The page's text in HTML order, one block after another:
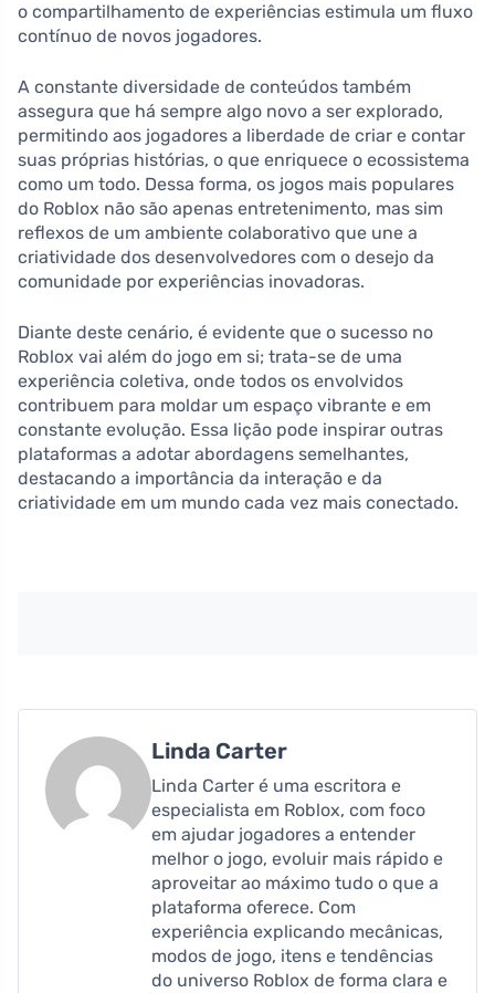
o compartilhamento de experiências estimula um fluxo
contínuo de novos jogadores.
A constante diversidade de conteúdos também
assegura que há sempre algo novo a ser explorado,
permitindo aos jogadores a liberdade de criar e contar
suas próprias histórias, o que enriquece o ecossistema
como um todo. Dessa forma, os jogos mais populares
do Roblox não são apenas entretenimento, mas sim
reflexos de um ambiente colaborativo que une a
criatividade dos desenvolvedores com o desejo da
comunidade por experiências inovadoras.
Diante deste cenário, é evidente que o sucesso no
Roblox vai além do jogo em si; trata-se de uma
experiência coletiva, onde todos os envolvidos
contribuem para moldar um espaço vibrante e em
constante evolução. Essa lição pode inspirar outras
plataformas a adotar abordagens semelhantes,
destacando a importância da interação e da
criatividade em um mundo cada vez mais conectado.
Linda Carter
Linda Carter é uma escritora e
especialista em Roblox, com foco
em ajudar jogadores a entender
melhor o jogo, evoluir mais rápido e
aproveitar ao máximo tudo o que a
plataforma oferece. Com
experiência explicando mecânicas,
modos de jogo, itens e tendências
do universo Roblox de forma clara e